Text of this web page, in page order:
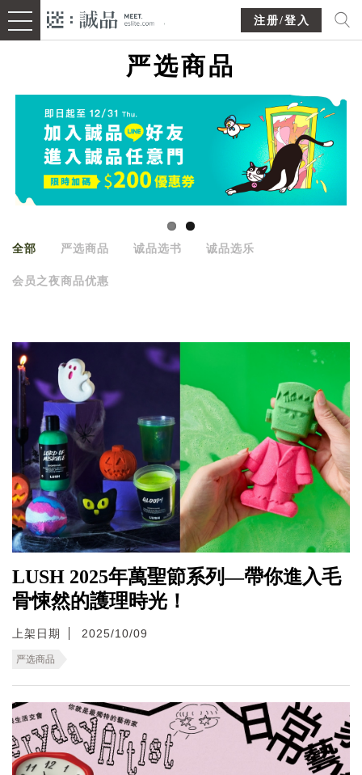
注册/登入
严选商品
全部 严选商品 诚品选书 诚品选乐
会员之夜商品优惠
LUSH 2025年萬聖節系列—帶你進入毛
骨悚然的護理時光！
上架日期 2025/10/09
严选商品